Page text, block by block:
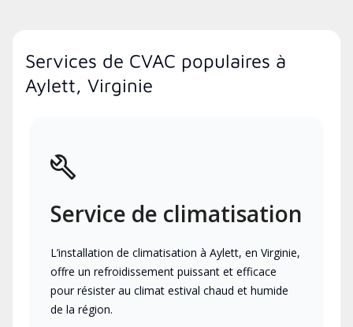
Services de CVAC populaires à
Aylett, Virginie
Service de climatisation
L’installation de climatisation à Aylett, en Virginie,
offre un refroidissement puissant et efficace
pour résister au climat estival chaud et humide
de la région.